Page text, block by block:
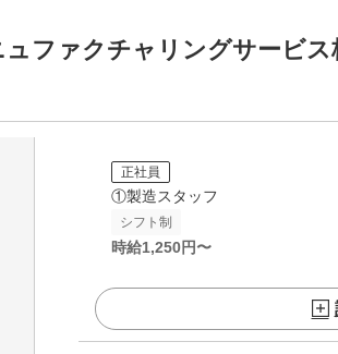
ュファクチャリングサービ
正社員
①製造スタッフ
シフト制
時給1,250円〜